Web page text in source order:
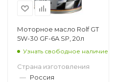
Моторное масло Rolf GT
5W-30 GF-6A SP, 20л
Узнать свободное наличие
Страна изготовления
— Россия